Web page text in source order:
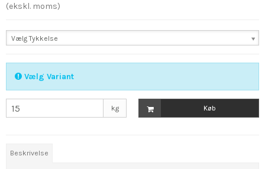
(ekskl. moms)
Vælg Tykkelse
Vælg Variant
kg Køb
Beskrivelse